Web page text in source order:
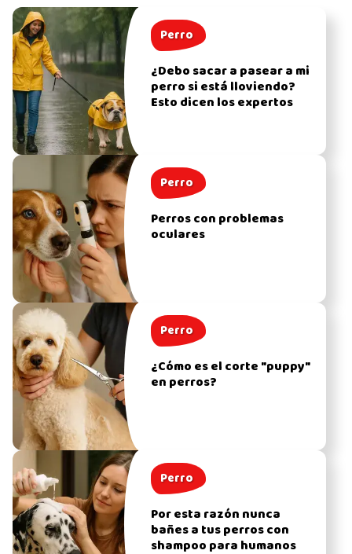
Perro
¿Debo sacar a pasear a mi
perro si está lloviendo?
Esto dicen los expertos
Perro
Perros con problemas
oculares
Perro
¿Cómo es el corte "puppy"
en perros?
Perro
Por esta razón nunca
bañes a tus perros con
shampoo para humanos